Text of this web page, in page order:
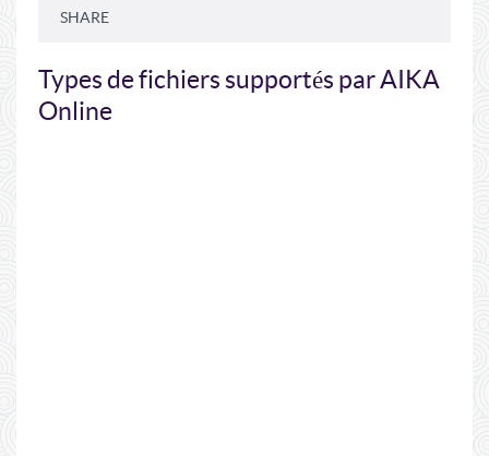
SHARE
Types de fichiers supportés par AIKA
Online